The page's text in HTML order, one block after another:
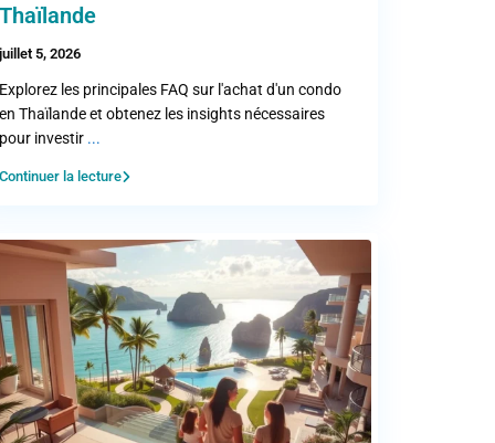
Thaïlande
juillet 5, 2026
Explorez les principales FAQ sur l'achat d'un condo
en Thaïlande et obtenez les insights nécessaires
pour investir ...
Continuer la lecture